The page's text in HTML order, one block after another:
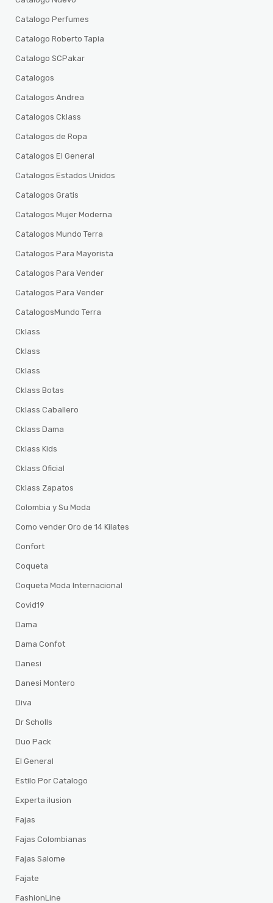
Catalogo Perfumes
Catalogo Roberto Tapia
Catalogo SCPakar
Catalogos
Catalogos Andrea
Catalogos Cklass
Catalogos de Ropa
Catalogos El General
Catalogos Estados Unidos
Catalogos Gratis
Catalogos Mujer Moderna
Catalogos Mundo Terra
Catalogos Para Mayorista
Catalogos Para Vender
Catalogos Para Vender
CatalogosMundo Terra
Cklass
Cklass
Cklass
Cklass Botas
Cklass Caballero
Cklass Dama
Cklass Kids
Cklass Oficial
Cklass Zapatos
Colombia y Su Moda
Como vender Oro de 14 Kilates
Confort
Coqueta
Coqueta Moda Internacional
Covid19
Dama
Dama Confot
Danesi
Danesi Montero
Diva
Dr Scholls
Duo Pack
El General
Estilo Por Catalogo
Experta ilusion
Fajas
Fajas Colombianas
Fajas Salome
Fajate
FashionLine